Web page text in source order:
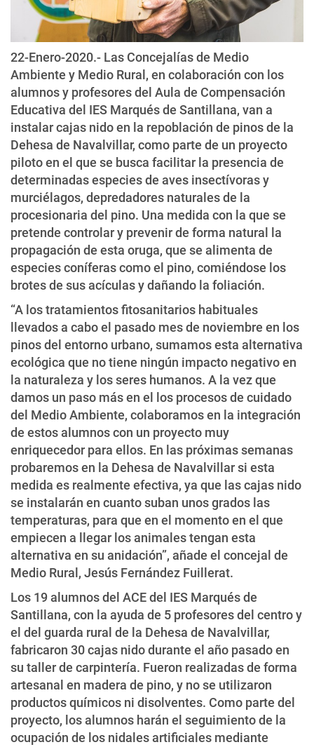
22-Enero-2020.- Las Concejalías de Medio
Ambiente y Medio Rural, en colaboración con los
alumnos y profesores del Aula de Compensación
Educativa del IES Marqués de Santillana, van a
instalar cajas nido en la repoblación de pinos de la
Dehesa de Navalvillar, como parte de un proyecto
piloto en el que se busca facilitar la presencia de
determinadas especies de aves insectívoras y
murciélagos, depredadores naturales de la
procesionaria del pino. Una medida con la que se
pretende controlar y prevenir de forma natural la
propagación de esta oruga, que se alimenta de
especies coníferas como el pino, comiéndose los
brotes de sus acículas y dañando la foliación.
“A los tratamientos fitosanitarios habituales
llevados a cabo el pasado mes de noviembre en los
pinos del entorno urbano, sumamos esta alternativa
ecológica que no tiene ningún impacto negativo en
la naturaleza y los seres humanos. A la vez que
damos un paso más en el los procesos de cuidado
del Medio Ambiente, colaboramos en la integración
de estos alumnos con un proyecto muy
enriquecedor para ellos. En las próximas semanas
probaremos en la Dehesa de Navalvillar si esta
medida es realmente efectiva, ya que las cajas nido
se instalarán en cuanto suban unos grados las
temperaturas, para que en el momento en el que
empiecen a llegar los animales tengan esta
alternativa en su anidación”, añade el concejal de
Medio Rural, Jesús Fernández Fuillerat.
Los 19 alumnos del ACE del IES Marqués de
Santillana, con la ayuda de 5 profesores del centro y
el del guarda rural de la Dehesa de Navalvillar,
fabricaron 30 cajas nido durante el año pasado en
su taller de carpintería. Fueron realizadas de forma
artesanal en madera de pino, y no se utilizaron
productos químicos ni disolventes. Como parte del
proyecto, los alumnos harán el seguimiento de la
ocupación de los nidales artificiales mediante